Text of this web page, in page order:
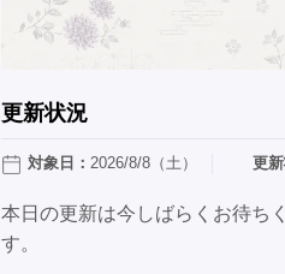
更新状況
対象日： 2026/8/8（土） 更
本日の更新は今しばらくお待ち
す。